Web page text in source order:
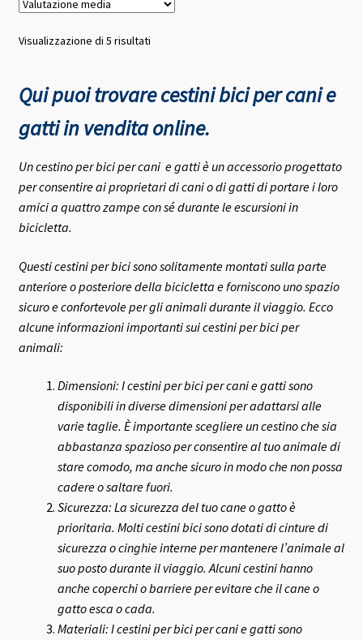
Visualizzazione di 5 risultatiValutazione
Qui puoi trovare cestini bici per cani e
gatti in vendita online.
Un cestino per bici per cani e gatti è un accessorio progettato
per consentire ai proprietari di cani o di gatti di portare i loro
amici a quattro zampe con sé durante le escursioni in
bicicletta.
Questi cestini per bici sono solitamente montati sulla parte
anteriore o posteriore della bicicletta e forniscono uno spazio
sicuro e confortevole per gli animali durante il viaggio. Ecco
alcune informazioni importanti sui cestini per bici per
animali:
Dimensioni: I cestini per bici per cani e gatti sono
disponibili in diverse dimensioni per adattarsi alle
varie taglie. È importante scegliere un cestino che sia
abbastanza spazioso per consentire al tuo animale di
stare comodo, ma anche sicuro in modo che non possa
cadere o saltare fuori.
Sicurezza: La sicurezza del tuo cane o gatto è
prioritaria. Molti cestini bici sono dotati di cinture di
sicurezza o cinghie interne per mantenere l’animale al
suo posto durante il viaggio. Alcuni cestini hanno
anche coperchi o barriere per evitare che il cane o
gatto esca o cada.
Materiali: I cestini per bici per cani e gatti sono